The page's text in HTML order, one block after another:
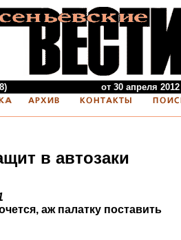
от 30 апреля 2012
в автозаки
аж палатку поставить